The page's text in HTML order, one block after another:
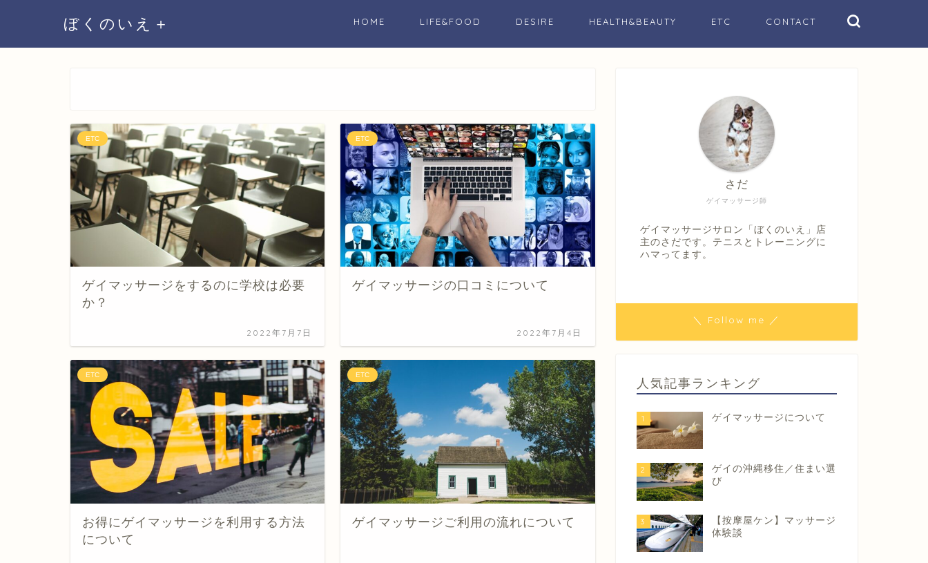
ぼくのいえ＋ HOME LIFE&FOOD DESIRE HEALTH&BEAUTY ETC CONTACT
ETC
ゲイマッサージをするのに学校は必要
か？
2022年7月7日
ETC
ゲイマッサージの口コミについて
2022年7月4日
ETC
お得にゲイマッサージを利用する方法
について
ETC
ゲイマッサージご利用の流れについて
ゲイマッサージ師
さだ
ゲイマッサージサロン「ぼくのいえ」店
主のさだです。テニスとトレーニングに
ハマってます。
＼ Follow me ／
人気記事ランキング
1 ゲイマッサージについて
2
ゲイの沖縄移住／住まい選
び
3
【按摩屋ケン】マッサージ
体験談